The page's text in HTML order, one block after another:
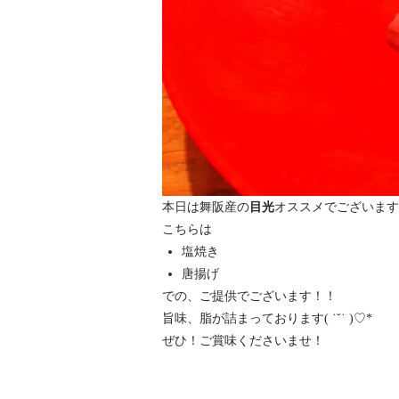
本日は舞阪産の 目光オススメでございま
こちらは
塩焼き
唐揚げ
での、ご提供でございます！！
旨味、脂が詰まっております( ˙˘˙ )♡*
ぜひ！ご賞味くださいませ！